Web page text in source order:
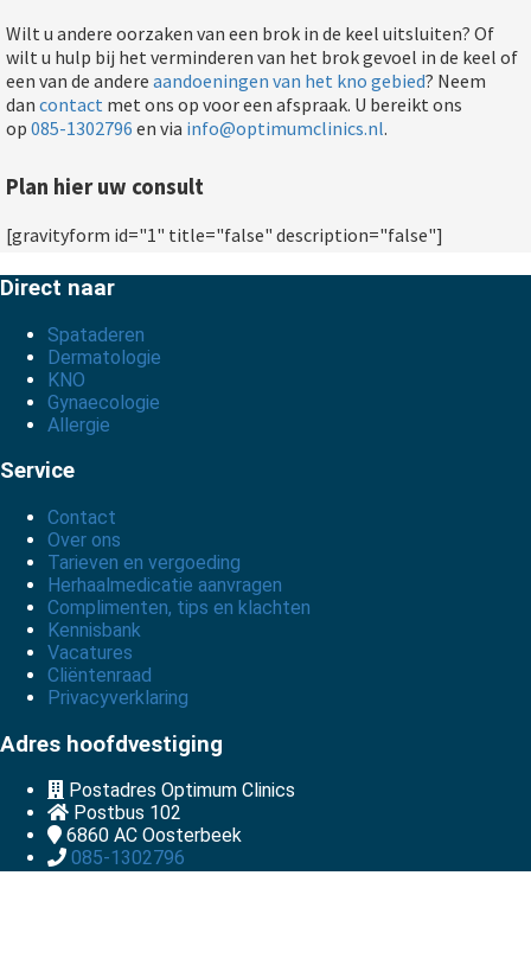
Wilt u andere oorzaken van een brok in de keel uitsluiten? Of
wilt u hulp bij het verminderen van het brok gevoel in de keel of
een van de andere aandoeningen van het kno gebied? Neem
dan contact met ons op voor een afspraak. U bereikt ons
op 085-1302796 en via info@optimumclinics.nl.
Plan hier uw consult
[gravityform id="1" title="false" description="false"]
Direct naar
Spataderen
Dermatologie
KNO
Gynaecologie
Allergie
Service
Contact
Over ons
Tarieven en vergoeding
Herhaalmedicatie aanvragen
Complimenten, tips en klachten
Kennisbank
Vacatures
Cliëntenraad
Privacyverklaring
Adres hoofdvestiging
Postadres Optimum Clinics
Postbus 102
6860 AC Oosterbeek
085-1302796